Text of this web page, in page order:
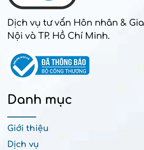
Dịch vụ tư vấn Hôn nhân &
Nội và TP. Hồ Chí Minh.
Danh mục
Giới thiệu
Dịch vụ